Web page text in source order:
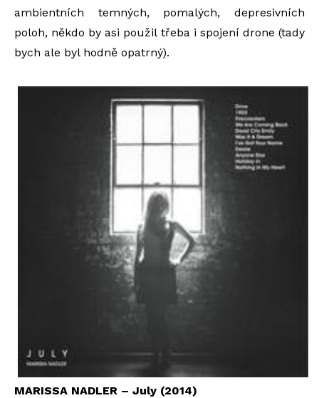
ambientních temných, pomalých, depresivních
poloh, někdo by asi použil třeba i spojení drone (tady
bych ale byl hodně opatrný).
MARISSA NADLER – July (2014)